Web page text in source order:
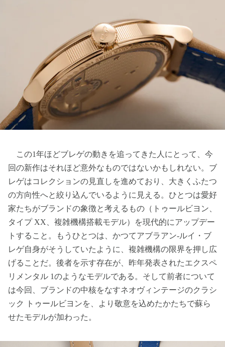
この1年ほどブレゲの動きを追ってきた人にとって、今
回の新作はそれほど意外なものではないかもしれない。ブ
レゲはコレクションの見直しを進めており、大きくふたつ
の方向性へと絞り込んでいるように見える。ひとつは愛好
家たちがブランドの象徴と考えるもの（トゥールビヨン、
タイプ XX、複雑機構搭載モデル）を現代的にアップデー
トすること。もうひとつは、かつてアブラアン-ルイ・ブ
レゲ自身がそうしていたように、複雑機構の限界を押し広
げることだ。後者を示す存在が、昨年発表されたエクスペ
リメンタル 1のようなモデルである。そして前者について
は今回、ブランドの中核をなすネオヴィンテージのクラシ
ック トゥールビヨンを、より敬意を込めたかたちで蘇ら
せたモデルが加わった。